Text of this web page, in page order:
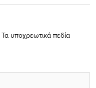
Τα υποχρεωτικά πεδία